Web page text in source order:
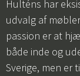
Hulténs har
udvalg af
passion er at
både inde og
Sverige, men er